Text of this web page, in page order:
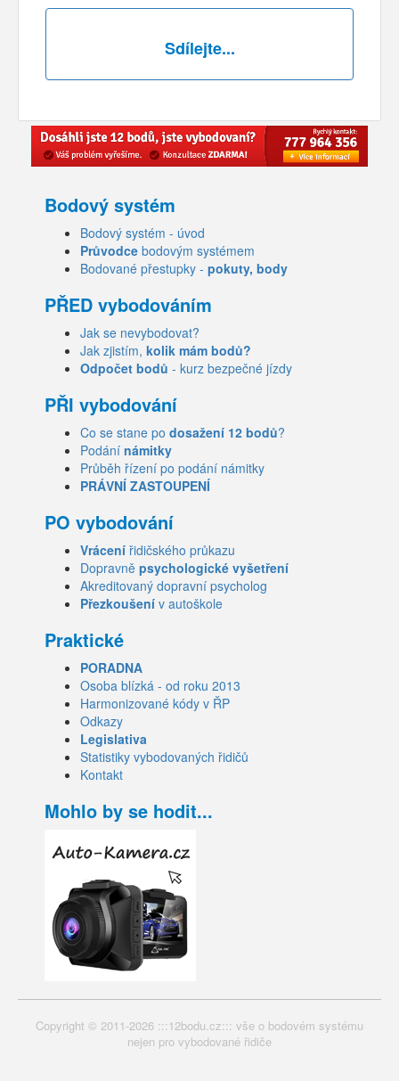
Sdílejte...
Bodový systém
Bodový systém - úvod
Průvodce bodovým systémem
Bodované přestupky - pokuty, body
PŘED vybodováním
Jak se nevybodovat?
Jak zjistím, kolik mám bodů?
Odpočet bodů - kurz bezpečné jízdy
PŘI vybodování
Co se stane po dosažení 12 bodů?
Podání námitky
Průběh řízení po podání námitky
PRÁVNÍ ZASTOUPENÍ
PO vybodování
Vrácení řidičského průkazu
Dopravně psychologické vyšetření
Akreditovaný dopravní psycholog
Přezkoušení v autoškole
Praktické
PORADNA
Osoba blízká - od roku 2013
Harmonizované kódy v ŘP
Odkazy
Legislativa
Statistiky vybodovaných řidičů
Kontakt
Mohlo by se hodit...
Copyright © 2011-2026 :::12bodu.cz::: vše o bodovém systému
nejen pro vybodované řidiče